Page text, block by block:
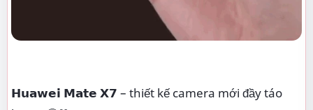
𝗛𝘂𝗮𝘄𝗲𝗶 𝗠𝗮𝘁𝗲 𝗫𝟳 – thiết kế camera mới đầy táo